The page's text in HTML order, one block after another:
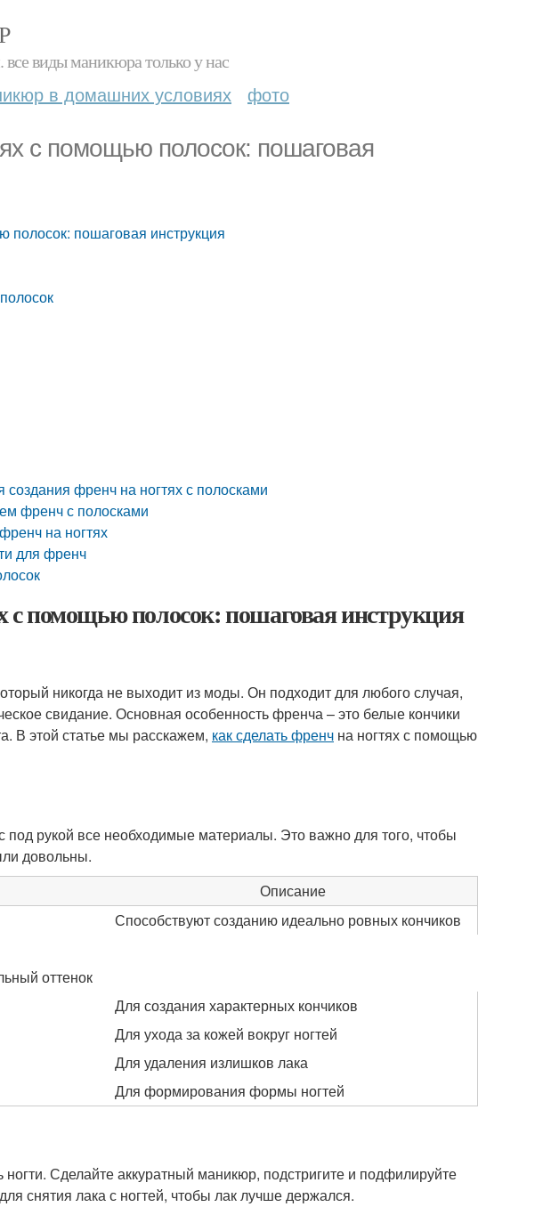
виды маникюра только у нас
в домашних условиях фото
с помощью полосок: пошаговая
полосок: пошаговая инструкция
френч на ногтях с полосками
френч с полосками
на ногтях
для френч
с помощью полосок: пошаговая инструкция
никогда не выходит из моды. Он подходит для любого случая,
свидание. Основная особенность френча – это белые кончики
В этой статье мы расскажем, как сделать френч на ногтях с помощью
под рукой все необходимые материалы. Это важно для того, чтобы
довольны.
Описание
Способствуют созданию идеально ровных кончиков
оттенок
Для создания характерных кончиков
Для ухода за кожей вокруг ногтей
Для удаления излишков лака
Для формирования формы ногтей
Сделайте аккуратный маникюр, подстригите и подфилируйте
снятия лака с ногтей, чтобы лак лучше держался.